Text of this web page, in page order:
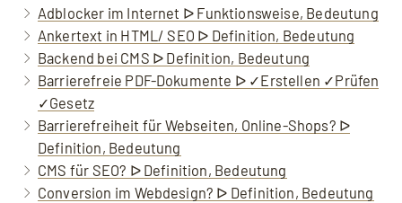
Adblocker im Internet ᐅ Funktionsweise, Bedeutung
Ankertext in HTML/ SEO ᐅ Definition, Bedeutung
Backend bei CMS ᐅ Definition, Bedeutung
Barrierefreie PDF-Dokumente ᐅ ✓Erstellen ✓Prüfen
✓Gesetz
Barrierefreiheit für Webseiten, Online-Shops? ᐅ
Definition, Bedeutung
CMS für SEO? ᐅ Definition, Bedeutung
Conversion im Webdesign? ᐅ Definition, Bedeutung